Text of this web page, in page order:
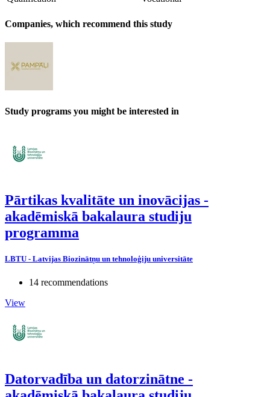
Companies, which recommend this study
Study programs you might be interested in
Pārtikas kvalitāte un inovācijas -
akadēmiskā bakalaura studiju
programma
LBTU - Latvijas Biozinātņu un tehnoloģiju universitāte
14 recommendations
View
Datorvadība un datorzinātne -